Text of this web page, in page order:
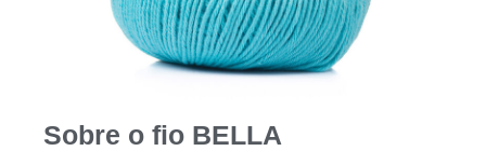
Sobre o fio BELLA